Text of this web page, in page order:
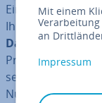
Ein wichtiger
Ihrer Webseiten
Dateien . Durch
Practices lässt
sern, was zu
Nut­zer­er­fah­rung
Mit einem
an
Impressum